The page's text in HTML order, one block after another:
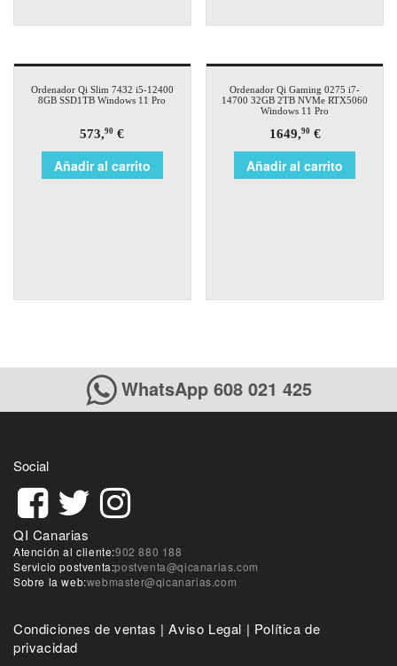
Ordenador Qi Slim 7432 i5-12400
8GB SSD1TB Windows 11 Pro
573,90 €
Añadir al carrito
Ordenador Qi Gaming 0275 i7-
14700 32GB 2TB NVMe RTX5060
Windows 11 Pro
1649,90€
Añadir al carrito
WhatsApp 608 021 425
Social
QI Canarias
Atención al cliente:902 880 188
Servicio postventa:postventa@qicanarias.com
Sobre la web:webmaster@qicanarias.com
Condiciones de ventas |Aviso Legal | Política de
privacidad